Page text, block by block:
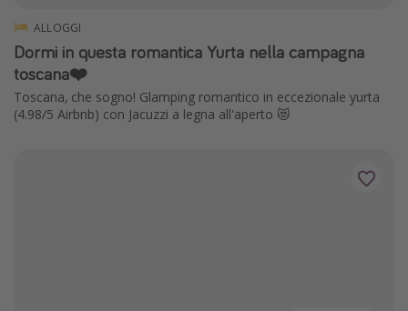
ALLOGGI
Dormi in questa romantica Yurta nella campagna
toscana❤️
Toscana, che sogno! Glamping romantico in eccezionale yurta
(4.98/5 Airbnb) con Jacuzzi a legna all'aperto 😻